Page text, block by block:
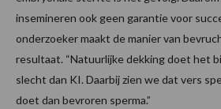
insemineren ook geen garantie voor
onderzoeker maakt de manier van
resultaat. “Natuurlijke dekking doet het
slecht dan KI. Daarbij zien we dat vers
doet dan bevroren sperma.”